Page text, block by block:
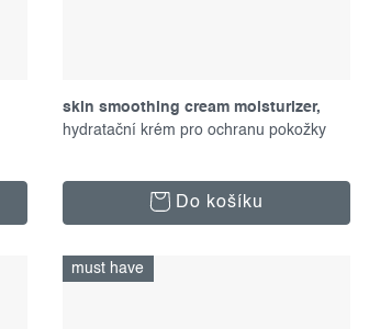
skin smoothing cream moisturizer,
100 ml
hydratační krém pro ochranu pokožky
Do košíku
must have